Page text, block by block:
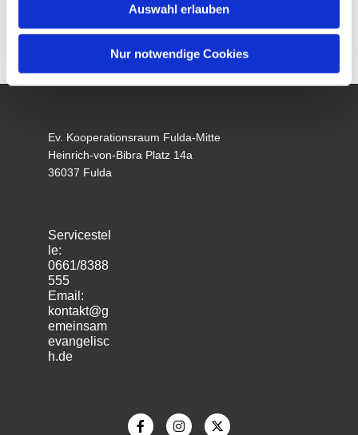
Auswahl erlauben
Nur notwendige Cookies
Ev. Kooperationsraum Fulda-Mitte
Heinrich-von-Bibra Platz 14a
36037 Fulda
Servicestel
le:
0661/8388
555
Email:
kontakt@g
emeinsam
evangelisc
h.de